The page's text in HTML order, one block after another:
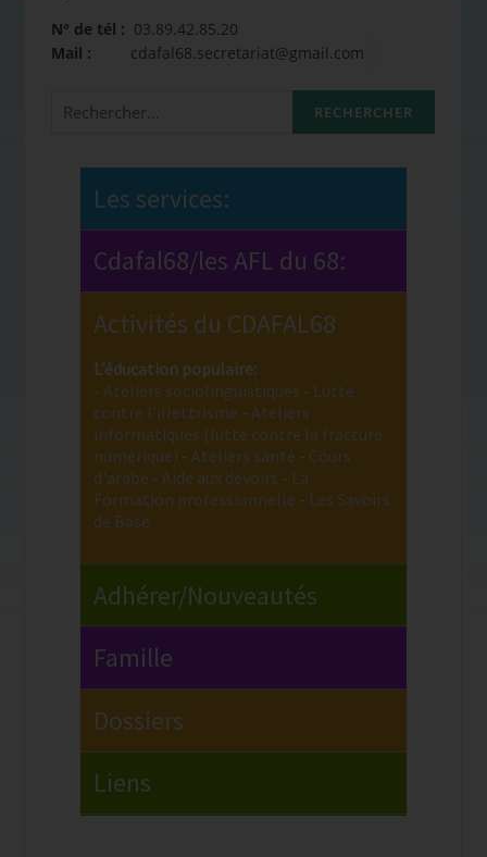
N° de tél : 03.89.42.85.20
Mail : cdafal68.secretariat@gmail.com